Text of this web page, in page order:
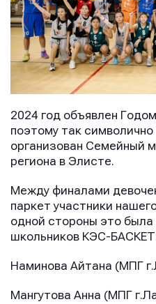
2024 год объявлен
поэтому так
организован Семейный
региона в Элисте.
Между финалами
паркет участники
одной стороны это
школьников КЭС-
Наминова Айтана (МПГ
Мангутова Анна (МПГ